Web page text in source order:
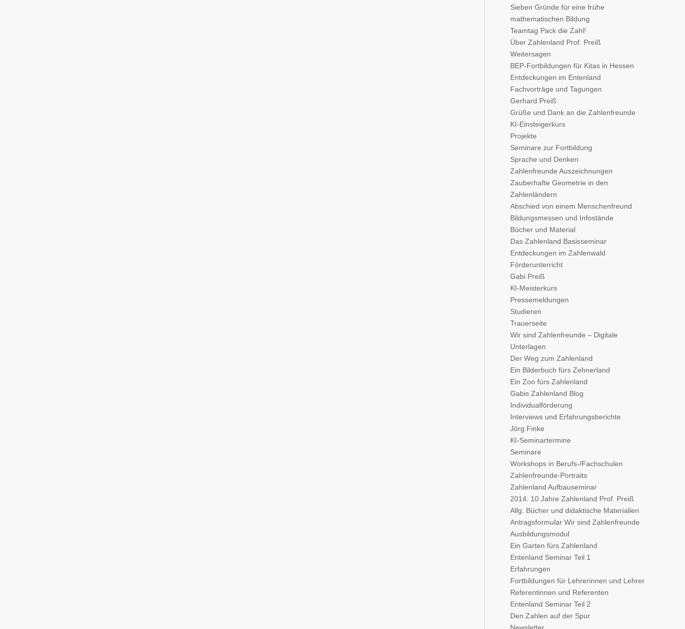
Sieben Gründe für eine frühe
mathematischen Bildung
Teamtag Pack die Zahl!
Über Zahlenland Prof. Preiß
Weitersagen
BEP-Fortbildungen für Kitas in Hessen
Entdeckungen im Entenland
Fachvorträge und Tagungen
Gerhard Preiß
Grüße und Dank an die Zahlenfreunde
KI-Einsteigerkurs
Projekte
Seminare zur Fortbildung
Sprache und Denken
Zahlenfreunde Auszeichnungen
Zauberhafte Geometrie in den
Zahlenländern
Abschied von einem Menschenfreund
Bildungsmessen und Infostände
Bücher und Material
Das Zahlenland Basisseminar
Entdeckungen im Zahlenwald
Förderunterricht
Gabi Preiß
KI-Meisterkurs
Pressemeldungen
Studieren
Trauerseite
Wir sind Zahlenfreunde – Digitale
Unterlagen
Der Weg zum Zahlenland
Ein Bilderbuch fürs Zehnerland
Ein Zoo fürs Zahlenland
Gabis Zahlenland Blog
Individualförderung
Interviews und Erfahrungsberichte
Jörg Finke
KI-Seminartermine
Seminare
Workshops in Berufs-/Fachschulen
Zahlenfreunde-Portraits
Zahlenland Aufbauseminar
2014: 10 Jahre Zahlenland Prof. Preiß
Allg. Bücher und didaktische Materialien
Antragsformular Wir sind Zahlenfreunde
Ausbildungsmodul
Ein Garten fürs Zahlenland
Entenland Seminar Teil 1
Erfahrungen
Fortbildungen für Lehrerinnen und Lehrer
Referentinnen und Referenten
Entenland Seminar Teil 2
Den Zahlen auf der Spur